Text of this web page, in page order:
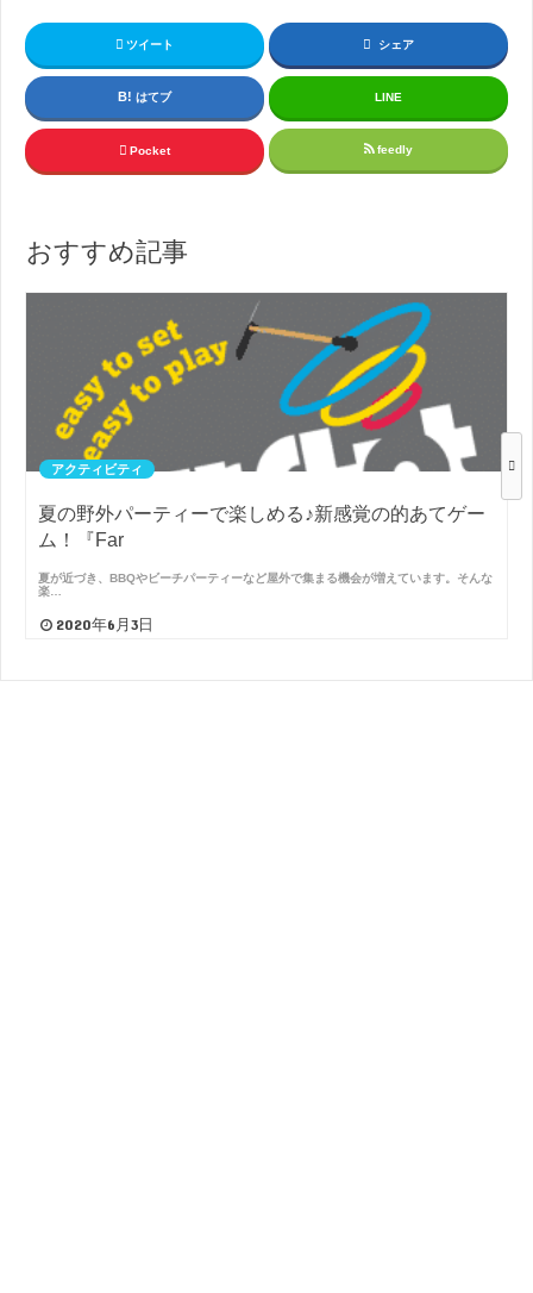
ツイート シェア
はてブ LINE
Pocket feedly
おすすめ記事
アクティビティ
夏の野外パーティーで楽しめる♪新感覚の的あてゲー
ム！『Far
夏が近づき、BBQやビーチパーティーなど屋外で集まる機会が増えています。そんな
楽…
2020年6月3日